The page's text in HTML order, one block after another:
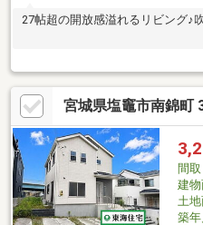
27帖超の開放感溢れるリビング♪
宮城県塩竈市南錦町
間取
建
土
築年